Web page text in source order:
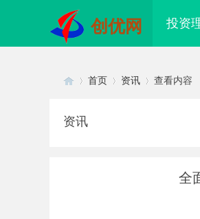
创优网 投资
首页 资讯 查看内容
资讯
全